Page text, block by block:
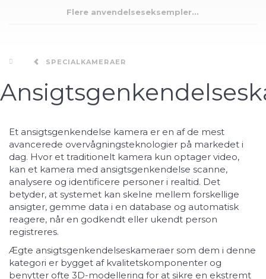
Flere anvendelseseksempler...
SPECIALKAMERAER
Et ansigtsgenkendelse kamera er en af de mest
avancerede overvågningsteknologier på markedet i
dag. Hvor et traditionelt kamera kun optager video,
kan et kamera med ansigtsgenkendelse scanne,
analysere og identificere personer i realtid. Det
betyder, at systemet kan skelne mellem forskellige
ansigter, gemme data i en database og automatisk
reagere, når en godkendt eller ukendt person
registreres.
Ægte ansigtsgenkendelseskameraer som dem i denne
kategori er bygget af kvalitetskomponenter og
benytter ofte 3D-modellering for at sikre en ekstremt